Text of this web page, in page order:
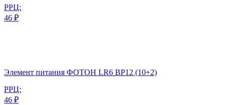
РРЦ:
46 ₽
Элемент питания ФОТОН LR6 BP12 (10+2)
РРЦ:
46 ₽